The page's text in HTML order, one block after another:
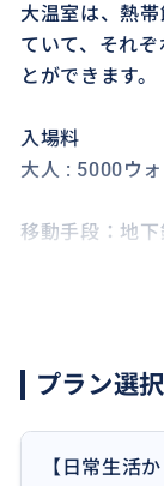
大温室は、熱
ていて、それ
とができます。
入場料
大人 : 5000ウ
移動手段：地下
●他の観光ス
例：ソウル植
プラン選択
【日常生活